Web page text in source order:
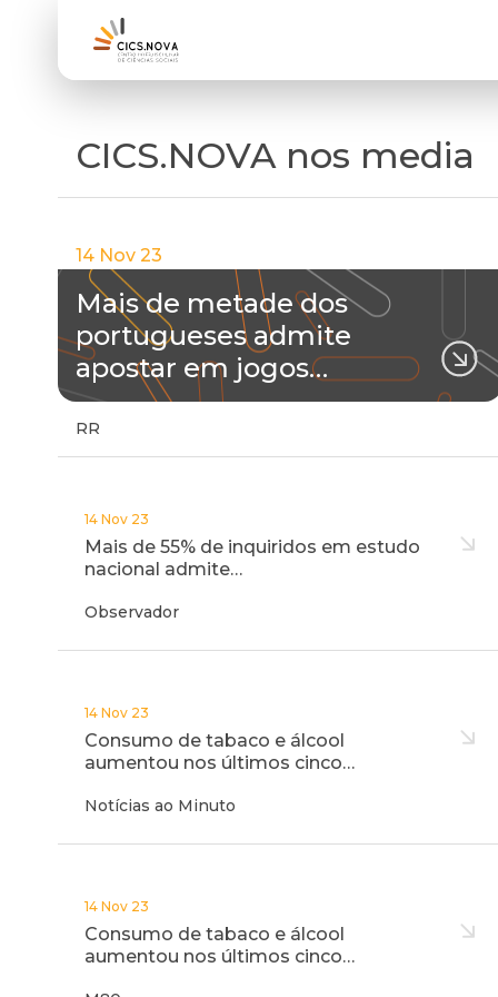
CICS.NOVA nos media
14 Nov 23
Mais de metade dos
portugueses admite
apostar em jogos…
RR
14 Nov 23
Mais de 55% de inquiridos em estudo
nacional admite…
Observador
14 Nov 23
Consumo de tabaco e álcool
aumentou nos últimos cinco…
Notícias ao Minuto
14 Nov 23
Consumo de tabaco e álcool
aumentou nos últimos cinco…